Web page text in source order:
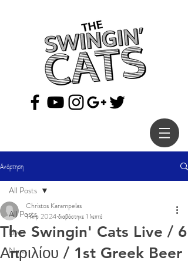
Ανάρτηση
All Posts
Live
News
All Posts
The Swingin' Cats Live / 6
Απριλίου / 1st Greek Beer
Christos Karampelas
1 Απρ 2024διαβάστηκε 1 λεπτά